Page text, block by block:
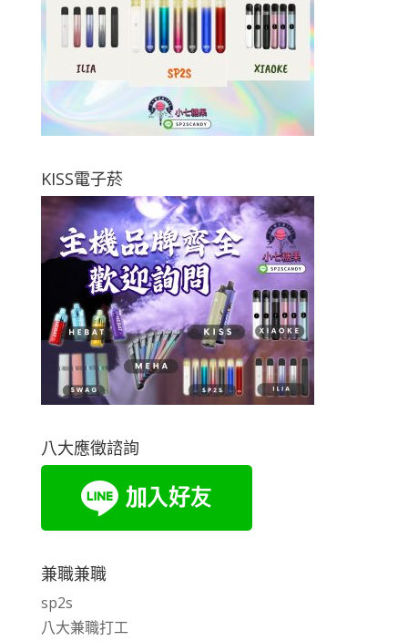
KISS電子菸
八大應徵諮詢
兼職兼職
sp2s
八大兼職打工